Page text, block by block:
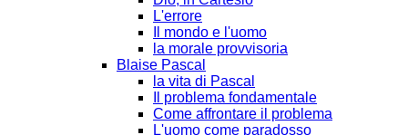
L'errore
Il mondo e l'uomo
la morale provvisoria
Blaise Pascal
la vita di Pascal
Il problema fondamentale
Come affrontare il problema
L'uomo come paradosso